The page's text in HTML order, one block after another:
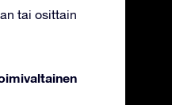
tai osittain